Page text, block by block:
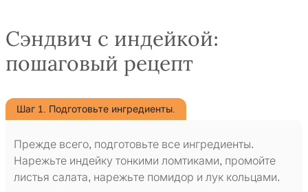
Сэндвич с индейкой:
пошаговый рецепт
Шаг 1. Подготовьте ингредиенты.
Прежде всего, подготовьте все ингредиенты.
Нарежьте индейку тонкими ломтиками, промойте
листья салата, нарежьте помидор и лук кольцами.